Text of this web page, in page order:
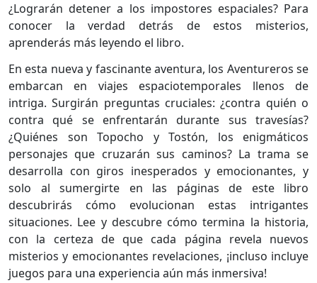
¿Lograrán detener a los impostores espaciales? Para
conocer la verdad detrás de estos misterios,
aprenderás más leyendo el libro.
En esta nueva y fascinante aventura, los Aventureros se
embarcan en viajes espaciotemporales llenos de
intriga. Surgirán preguntas cruciales: ¿contra quién o
contra qué se enfrentarán durante sus travesías?
¿Quiénes son Topocho y Tostón, los enigmáticos
personajes que cruzarán sus caminos? La trama se
desarrolla con giros inesperados y emocionantes, y
solo al sumergirte en las páginas de este libro
descubrirás cómo evolucionan estas intrigantes
situaciones. Lee y descubre cómo termina la historia,
con la certeza de que cada página revela nuevos
misterios y emocionantes revelaciones, ¡incluso incluye
juegos para una experiencia aún más inmersiva!